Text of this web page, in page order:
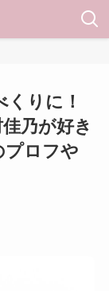
りに！
乃が好き
プロフや